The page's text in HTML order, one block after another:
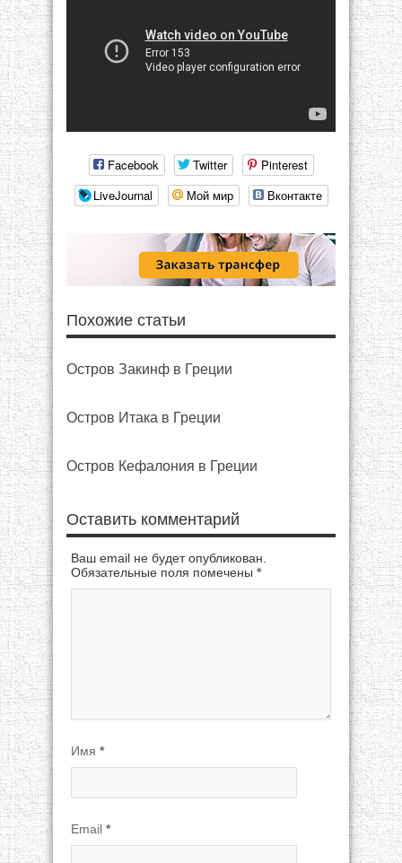
Facebook Twitter
Pinterest
LiveJournal
Мой мир Вконтакте
Похожие статьи
Остров Закинф в Греции
Остров Итака в Греции
Остров Кефалония в Греции
Оставить комментарий
Ваш email не будет опубликован.
Обязательные поля помечены *
Имя *
Email *